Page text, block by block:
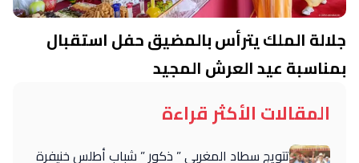
جلالة الملك يترأس بالمضيق حفل استقبال
بمناسبة عيد العرش المجيد
المقالات الأكثر قراءة
تتويج سطاد المغربي ” ذكور ” شباب أطلس خنيفرة